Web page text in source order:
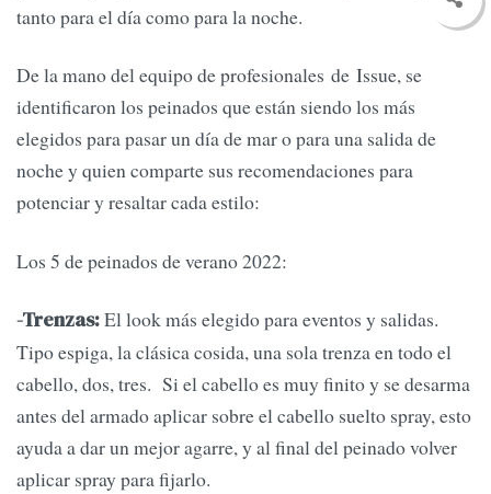
tanto para el día como para la noche.
De la mano del equipo de profesionales de Issue, se
identificaron los peinados que están siendo los más
elegidos para pasar un día de mar o para una salida de
noche y quien comparte sus recomendaciones para
potenciar y resaltar cada estilo:
Los 5 de peinados de verano 2022:
-Trenzas:El look más elegido para eventos y salidas.
Tipo espiga, la clásica cosida, una sola trenza en todo el
cabello, dos, tres. Si el cabello es muy finito y se desarma
antes del armado aplicar sobre el cabello suelto spray, esto
ayuda a dar un mejor agarre, y al final del peinado volver
aplicar spray para fijarlo.